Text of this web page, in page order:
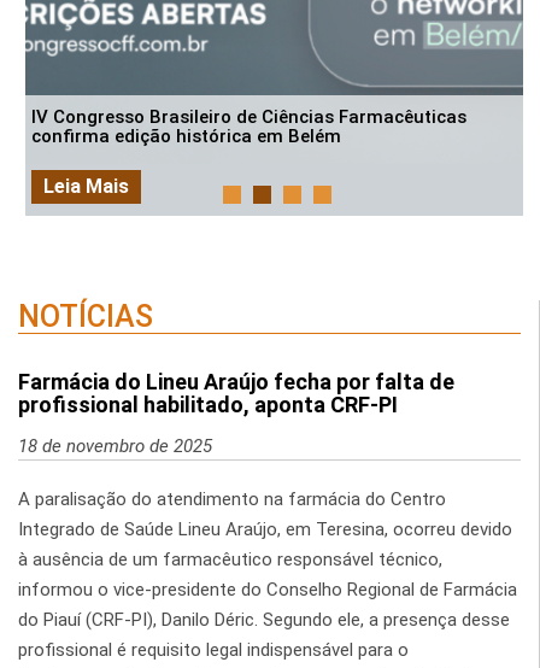
IV Congresso Brasileiro de Ciências Farmacêuticas
confirma edição histórica em Belém
Leia Mais
NOTÍCIAS
Farmácia do Lineu Araújo fecha por falta de
profissional habilitado, aponta CRF-PI
18 de novembro de 2025
A paralisação do atendimento na farmácia do Centro
Integrado de Saúde Lineu Araújo, em Teresina, ocorreu devido
à ausência de um farmacêutico responsável técnico,
informou o vice-presidente do Conselho Regional de Farmácia
do Piauí (CRF-PI), Danilo Déric. Segundo ele, a presença desse
profissional é requisito legal indispensável para o